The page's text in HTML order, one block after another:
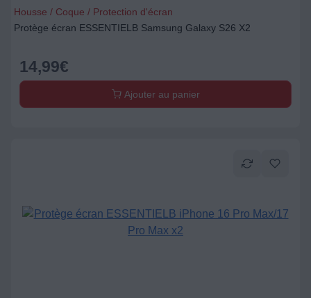
Housse / Coque / Protection d'écran
Protège écran ESSENTIELB Samsung Galaxy S26 X2
14,99€
Ajouter au panier